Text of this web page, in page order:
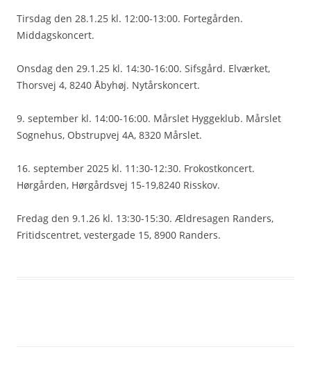
Tirsdag den 28.1.25 kl. 12:00-13:00. Fortegården.
Middagskoncert.
Onsdag den 29.1.25 kl. 14:30-16:00. Sifsgård. Elværket,
Thorsvej 4, 8240 Åbyhøj. Nytårskoncert.
9. september kl. 14:00-16:00. Mårslet Hyggeklub. Mårslet
Sognehus, Obstrupvej 4A, 8320 Mårslet.
16. september 2025 kl. 11:30-12:30. Frokostkoncert.
Hørgården, Hørgårdsvej 15-19,8240 Risskov.
Fredag den 9.1.26 kl. 13:30-15:30. Ældresagen Randers,
Fritidscentret, vestergade 15, 8900 Randers.